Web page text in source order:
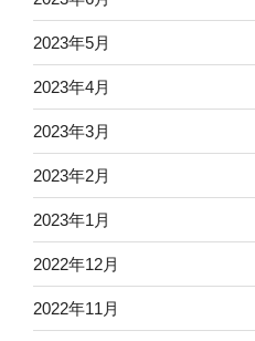
2023年5月
2023年4月
2023年3月
2023年2月
2023年1月
2022年12月
2022年11月